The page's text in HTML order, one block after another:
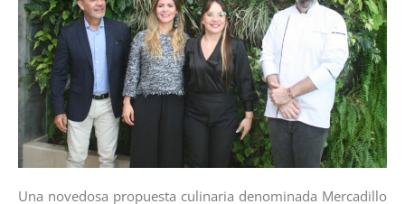
Una novedosa propuesta culinaria denominada Mercadillo